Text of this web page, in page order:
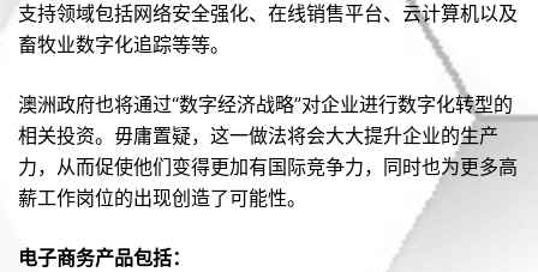
支持领域包括网络安全强化、在线销售平台、云计算机以及
畜牧业数字化追踪等等。
澳洲政府也将通过“数字经济战略”对企业进行数字化转型的
相关投资。毋庸置疑，这一做法将会大大提升企业的生产
力，从而促使他们变得更加有国际竞争力，同时也为更多高
薪工作岗位的出现创造了可能性。
电子商务产品包括：